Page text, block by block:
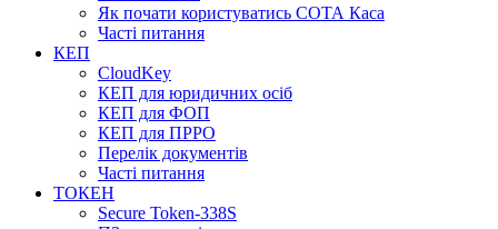
Як почати користуватись СОТА Каса
Часті питання
КЕП
CloudKey
КЕП для юридичних осіб
КЕП для ФОП
КЕП для ПРРО
Перелік документів
Часті питання
ТОКЕН
Secure Token-338S